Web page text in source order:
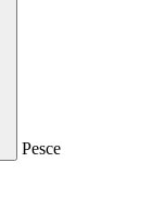
Pesce